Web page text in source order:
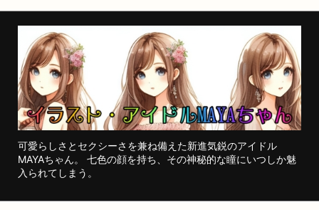
可愛らしさとセクシーさを兼ね備えた新進気鋭のアイドル
MAYAちゃん。 七色の顔を持ち、その神秘的な瞳にいつしか魅
入られてしまう。